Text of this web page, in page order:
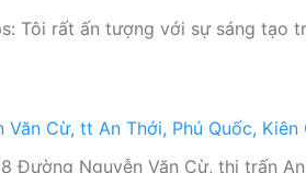
Tôi rất ấn tượng với sự sáng tạo
Văn Cừ, tt An Thới, Phú Quốc,
Đường Nguyễn Văn Cừ, thị trấn